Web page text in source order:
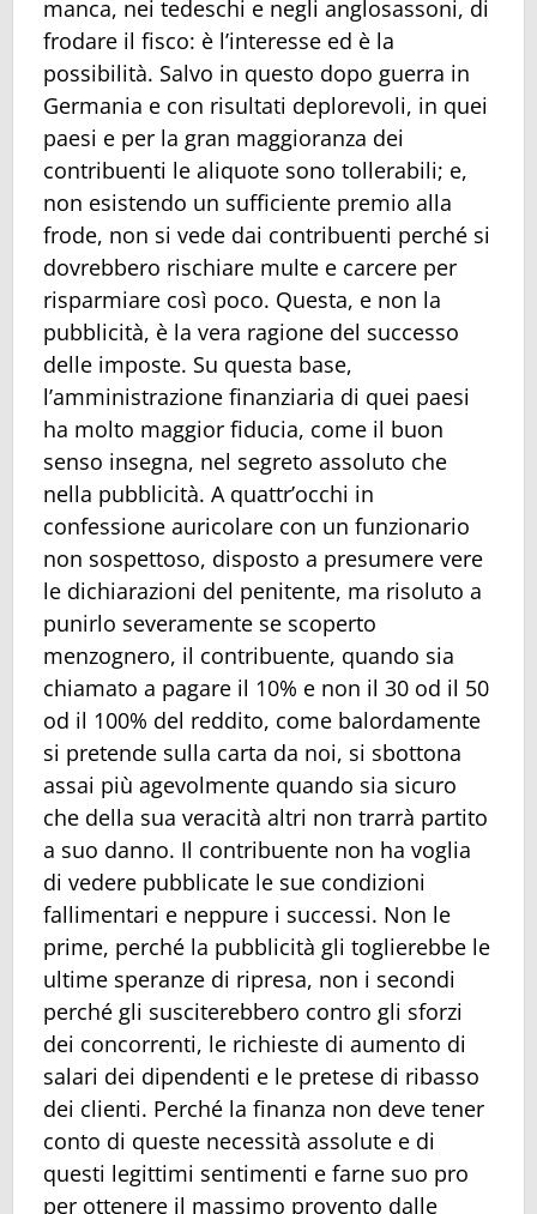
manca, nei tedeschi e negli anglosassoni, di
frodare il fisco: è l’interesse ed è la
possibilità. Salvo in questo dopo guerra in
Germania e con risultati deplorevoli, in quei
paesi e per la gran maggioranza dei
contribuenti le aliquote sono tollerabili; e,
non esistendo un sufficiente premio alla
frode, non si vede dai contribuenti perché si
dovrebbero rischiare multe e carcere per
risparmiare così poco. Questa, e non la
pubblicità, è la vera ragione del successo
delle imposte. Su questa base,
l’amministrazione finanziaria di quei paesi
ha molto maggior fiducia, come il buon
senso insegna, nel segreto assoluto che
nella pubblicità. A quattr’occhi in
confessione auricolare con un funzionario
non sospettoso, disposto a presumere vere
le dichiarazioni del penitente, ma risoluto a
punirlo severamente se scoperto
menzognero, il contribuente, quando sia
chiamato a pagare il 10% e non il 30 od il 50
od il 100% del reddito, come balordamente
si pretende sulla carta da noi, si sbottona
assai più agevolmente quando sia sicuro
che della sua veracità altri non trarrà partito
a suo danno. Il contribuente non ha voglia
di vedere pubblicate le sue condizioni
fallimentari e neppure i successi. Non le
prime, perché la pubblicità gli toglierebbe le
ultime speranze di ripresa, non i secondi
perché gli susciterebbero contro gli sforzi
dei concorrenti, le richieste di aumento di
salari dei dipendenti e le pretese di ribasso
dei clienti. Perché la finanza non deve tener
conto di queste necessità assolute e di
questi legittimi sentimenti e farne suo pro
per ottenere il massimo provento dalle